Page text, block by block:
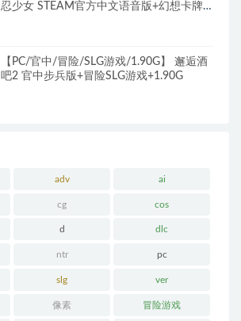
忍少女 STEAM官方中文语音版+幻想卡牌
【PC/官中/冒险/SLG游戏/1.90G】 邂逅酒
吧2 官中步兵版+冒险SLG游戏+1.90G
adv ai
cg cos
d dlc
ntr pc
slg ver
像素 冒险游戏